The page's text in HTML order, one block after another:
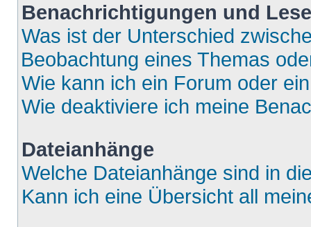
Benachrichtigungen und
Was ist der Unterschied
Beobachtung eines Themas
Wie kann ich ein Forum oder
Wie deaktiviere ich meine
Dateianhänge
Welche Dateianhänge sind in
Kann ich eine Übersicht all